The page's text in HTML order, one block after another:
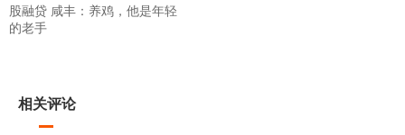
股融贷 咸丰：养鸡，他是年轻
的老手
相关评论